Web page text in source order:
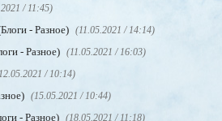
/ 11:45)
- Разное) (11.05.2021 / 14:14)
- Разное) (11.05.2021 / 16:03)
/ 10:14)
(15.05.2021 / 10:44)
- Разное) (18.05.2021 / 11:18)